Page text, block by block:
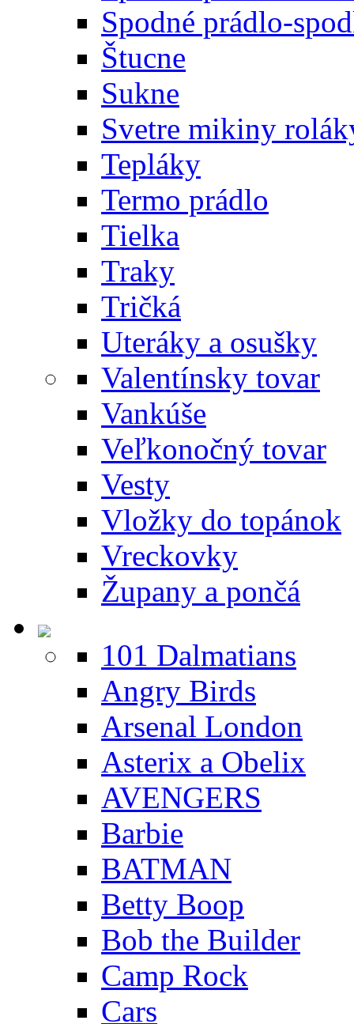
Spodné prádlo-
Štucne
Sukne
Svetre mikiny
Tepláky
Termo prádlo
Tielka
Traky
Tričká
Uteráky a osušky
Valentínsky tovar
Vankúše
Veľkonočný tovar
Vesty
Vložky do topánok
Vreckovky
Župany a pončá
101 Dalmatians
Angry Birds
Arsenal London
Asterix a Obelix
AVENGERS
Barbie
BATMAN
Betty Boop
Bob the Builder
Camp Rock
Cars